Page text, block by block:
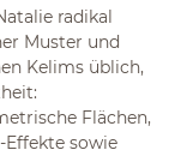
radikal
Muster und
Kelims üblich,
Flächen,
sowie